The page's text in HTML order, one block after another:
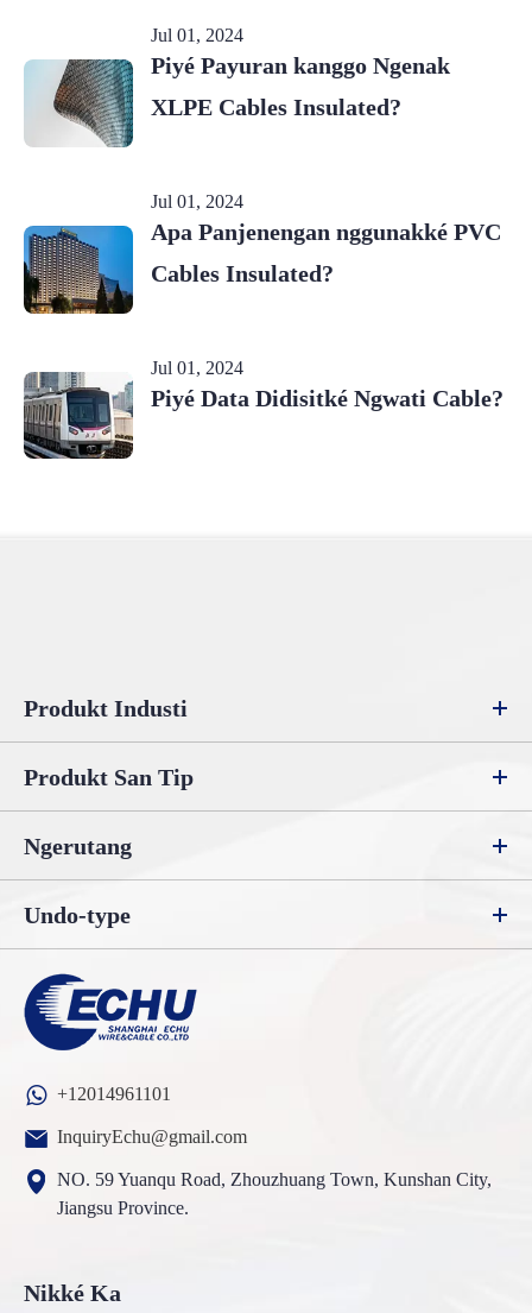
Jul 01, 2024
Piyé Payuran kanggo Ngenak
XLPE Cables Insulated?
Jul 01, 2024
Apa Panjenengan nggunakké PVC
Cables Insulated?
Jul 01, 2024
Piyé Data Didisitké Ngwati Cable?
Produkt Industi
Produkt San Tip
Ngerutang
Undo-type
+12014961101
InquiryEchu@gmail.com
NO. 59 Yuanqu Road, Zhouzhuang Town, Kunshan City,
Jiangsu Province.
Nikké Ka